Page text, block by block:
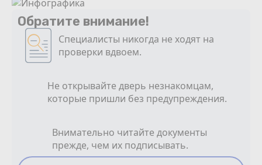
Обратите внимание!
Специалисты никогда не ходят на
проверки вдвоем.
Не открывайте дверь незнакомцам,
которые пришли без предупреждения.
Внимательно читайте документы
прежде, чем их подписывать.